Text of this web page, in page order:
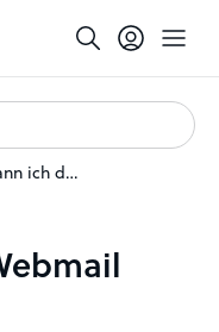
Wie kann ich das Webmail benutzen?